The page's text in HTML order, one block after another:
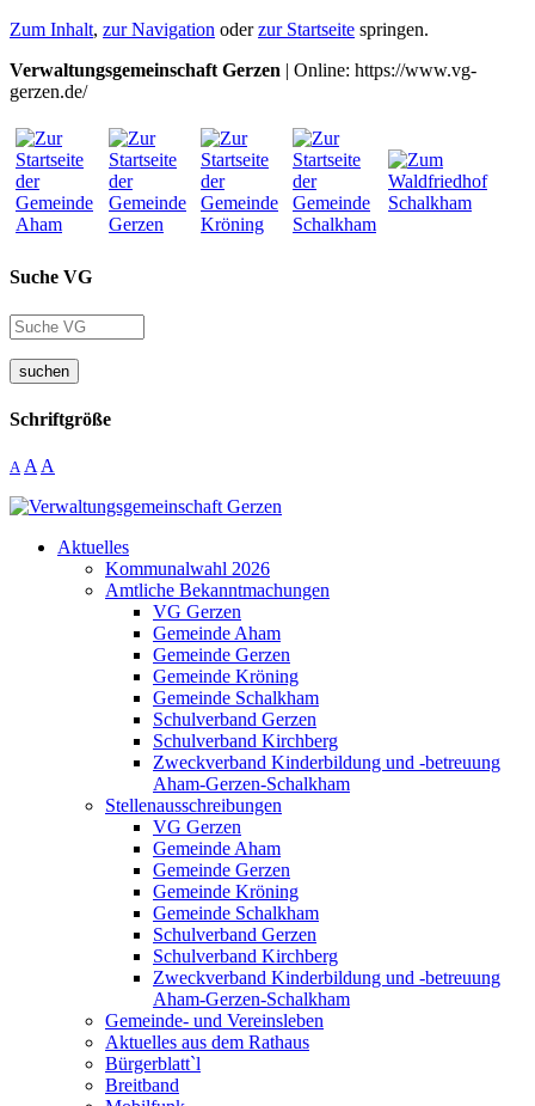
Zum Inhalt, zur Navigation oderzur Startseite springen.
Verwaltungsgemeinschaft Gerzen | Online: https://www.vg-
gerzen.de/
Suche VG
suchen
Schriftgröße
A A A
Aktuelles
Kommunalwahl 2026
Amtliche Bekanntmachungen
VG Gerzen
Gemeinde Aham
Gemeinde Gerzen
Gemeinde Kröning
Gemeinde Schalkham
Schulverband Gerzen
Schulverband Kirchberg
Zweckverband Kinderbildung und -betreuung
Aham-Gerzen-Schalkham
Stellenausschreibungen
VG Gerzen
Gemeinde Aham
Gemeinde Gerzen
Gemeinde Kröning
Gemeinde Schalkham
Schulverband Gerzen
Schulverband Kirchberg
Zweckverband Kinderbildung und -betreuung
Aham-Gerzen-Schalkham
Gemeinde- und Vereinsleben
Aktuelles aus dem Rathaus
Bürgerblatt`l
Breitband